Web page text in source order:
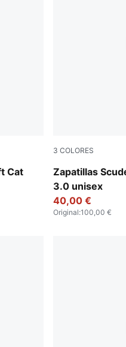
Cat
3 COLORES
Zapatillas
3.0 unisex
Rosso Corsa-
40,00 €
Original:100,00 €